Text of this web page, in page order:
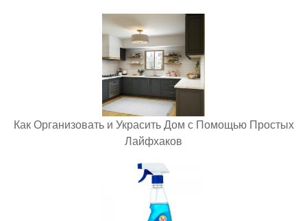
Как Организовать и Украсить Дом с Помощью Простых
Лайфхаков